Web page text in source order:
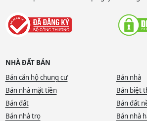
NHÀ ĐẤT BÁN
Bán căn hộ chung cư
Bán nhà
Bán nhà mặt tiền
Bán biệt
Bán đất
Bán đất
Bán nhà trọ
Bán nhà